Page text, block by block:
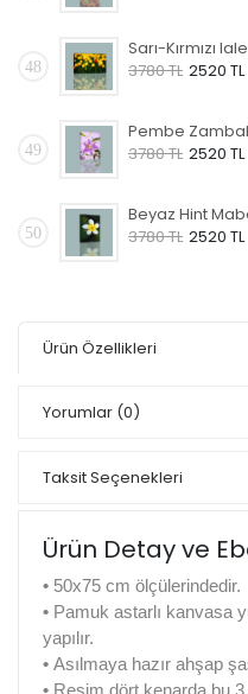
48
3780 TL 2520 TL
49
3780 TL 2520 TL
50
3780 TL 2520 TL
Ürün Özellikleri
Yorumlar (0)
Taksit Seçenekleri
Ürün Detay ve
• 50x75 cm ölçülerindedir.
• Pamuk astarlı kanvasa
yapılır.
• Asılmaya hazır ahşap
• Resim dört kenarda bu 3